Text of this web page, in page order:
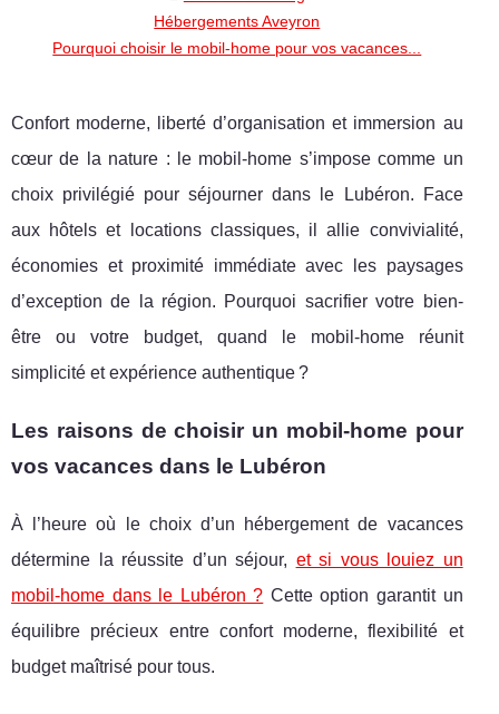
Hébergements Aveyron
Pourquoi choisir le mobil-home pour vos vacances...
Confort moderne, liberté d’organisation et immersion au
cœur de la nature : le mobil-home s’impose comme un
choix privilégié pour séjourner dans le Lubéron. Face
aux hôtels et locations classiques, il allie convivialité,
économies et proximité immédiate avec les paysages
d’exception de la région. Pourquoi sacrifier votre bien-
être ou votre budget, quand le mobil-home réunit
simplicité et expérience authentique ?
Les raisons de choisir un mobil-home pour
vos vacances dans le Lubéron
À l’heure où le choix d’un hébergement de vacances
détermine la réussite d’un séjour, et si vous louiez un
mobil-home dans le Lubéron ? Cette option garantit un
équilibre précieux entre confort moderne, flexibilité et
budget maîtrisé pour tous.